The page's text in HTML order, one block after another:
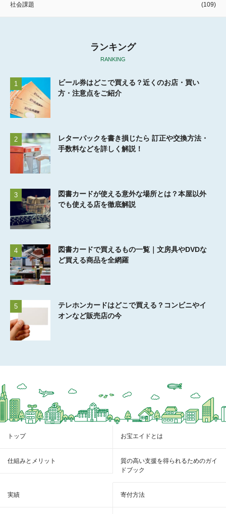
社会課題 (109)
ランキング
RANKING
1
ビール券はどこで買える？近くのお店・買い
方・注意点をご紹介
2
レターパックを書き損じたら 訂正や交換方法・
手数料などを詳しく解説！
3
図書カードが使える意外な場所とは？本屋以外
でも使える店を徹底解説
4
図書カードで買えるもの一覧｜文房具やDVDな
ど買える商品を全網羅
5
テレホンカードはどこで買える？コンビニやイ
オンなど販売店の今
トップ お宝エイドとは
仕組みとメリット
質の高い支援を得られるためのガイ
ドブック
実績 寄付方法